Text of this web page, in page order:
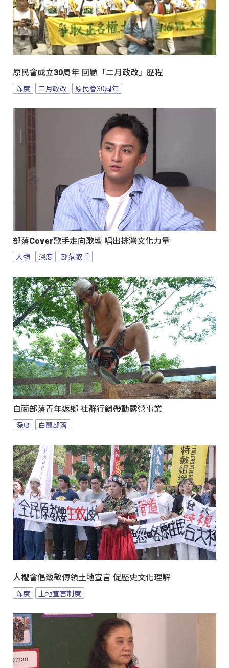
原民會成立30周年 回顧「二月政改」歷程
深度 二月政改 原民會30周年
部落Cover歌手走向歌壇 唱出排灣文化力量
人物 深度 部落歌手
白蘭部落青年返鄉 社群行銷帶動露營事業
深度 白蘭部落
人權會倡致敬傳領土地宣言 促歷史文化理解
深度 土地宣言制度